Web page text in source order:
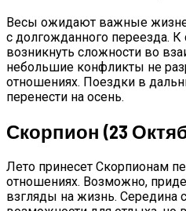
Весы ожидают важные
с долгожданного переезда. К
возникнуть сложности во
небольшие конфликты не
отношениях. Поездки в
перенести на осень.
Скорпион (23
Лето принесет Скорпионам
отношениях. Возможно,
взгляды на жизнь. Середина